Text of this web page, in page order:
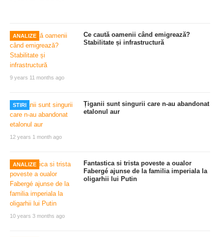
ANALIZE
9 years 11 months ago
Ce caută oamenii când emigrează?
Stabilitate și infrastructură
STIRI
12 years 1 month ago
Țiganii sunt singurii care n-au abandonat
etalonul aur
ANALIZE
10 years 3 months ago
Fantastica si trista poveste a oualor
Fabergé ajunse de la familia imperiala la
oligarhii lui Putin